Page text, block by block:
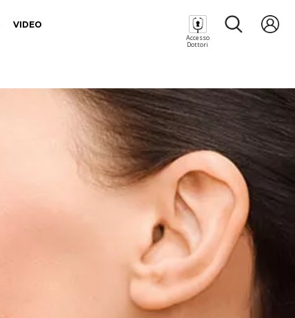
VIDEO
Accesso
Dottori